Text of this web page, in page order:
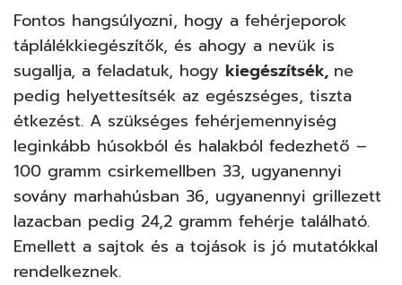
Fontos hangsúlyozni, hogy a fehérjeporok
táplálékkiegészítők, és ahogy a nevük is
sugallja, a feladatuk, hogy kiegészítsék, ne
pedig helyettesítsék az egészséges, tiszta
étkezést. A szükséges fehérjemennyiség
leginkább húsokból és halakból fedezhető –
100 gramm csirkemellben 33, ugyanennyi
sovány marhahúsban 36, ugyanennyi grillezett
lazacban pedig 24,2 gramm fehérje található.
Emellett a sajtok és a tojások is jó mutatókkal
rendelkeznek.